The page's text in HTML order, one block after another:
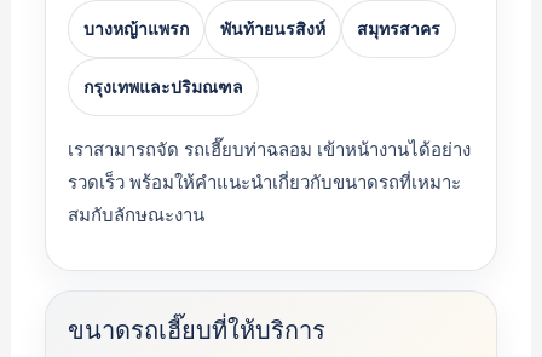
บางหญ้าแพรก พันท้ายนรสิงห์ สมุทรสาคร
กรุงเทพและปริมณฑล
เราสามารถจัด รถเฮี๊ยบท่าฉลอม เข้าหน้างานได้อย่าง
รวดเร็ว พร้อมให้คำแนะนำเกี่ยวกับขนาดรถที่เหมาะ
สมกับลักษณะงาน
ขนาดรถเฮี๊ยบที่ให้บริการ